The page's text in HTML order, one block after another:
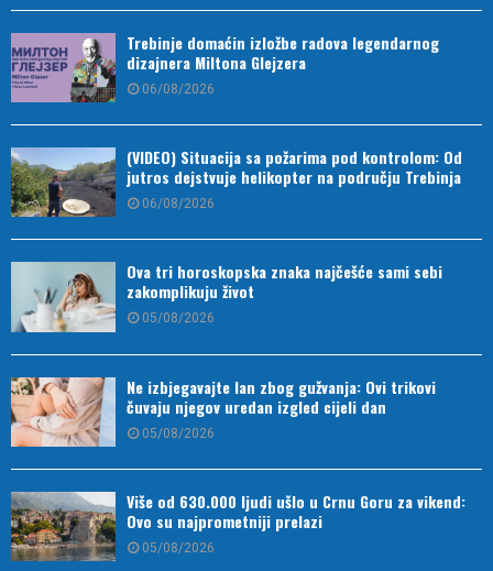
Trebinje domaćin izložbe radova legendarnog
dizajnera Miltona Glejzera
06/08/2026
(VIDEO) Situacija sa požarima pod kontrolom: Od
jutros dejstvuje helikopter na području Trebinja
06/08/2026
Ova tri horoskopska znaka najčešće sami sebi
zakomplikuju život
05/08/2026
Ne izbjegavajte lan zbog gužvanja: Ovi trikovi
čuvaju njegov uredan izgled cijeli dan
05/08/2026
Više od 630.000 ljudi ušlo u Crnu Goru za vikend:
Ovo su najprometniji prelazi
05/08/2026